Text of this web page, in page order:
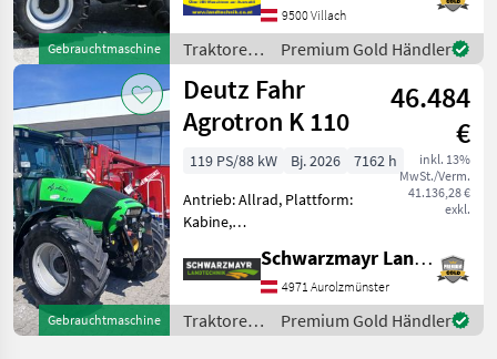
Gebrauchtmaschine
Zapfwellendrehzahl:
540/540E/1000,
Höchstgeschwindigkeit in
km/h: 40 km/h, Aufladung:
Tu
9500 Villach
Traktoren
/ New
Holland
Premium Gold Händler
Gebrauchtmaschine
Deutz Fahr
Agrotron K 110
46.484
€
inkl. 13%
MwSt./Verm.
41.136,28 €
exkl.
119 PS/88 kW Bj. 2026
7162 h
Antrieb: Allrad, Plattform:
Kabine,
540/540E/1000/1000E,
Höchstgeschwindigkeit in
km/h: 40 km/h, Aufladung:
Turbolader mit
Schwarzmayr Landtechnik GmbH - Aurolzmünster
4971 Aurolzmünster
Traktoren
/ Deutz
Premium Gold Händler